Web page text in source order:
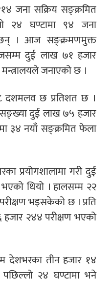
जना सक्रिय सङ्क्रमित
२४ घण्टामा ९४ जना
। आज सङ्क्रमणमुक्त
दुई लाख ७१ हजार
जनाएको छ ।
छ प्रतिशत छ ।
दुई लाख ७५ हजार
३४ नयाँ सङ्क्रमित फेला
प्रयोगशालामा गरी दुई
थियो । हालसम्म २२
भइसकेको छ । प्रति
२४४ परीक्षण भएको
देशभरका तीन हजार १४
२४ घण्टामा भने